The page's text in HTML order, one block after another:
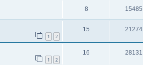
8 15485
1 2
15 21274
1 2
16 28131